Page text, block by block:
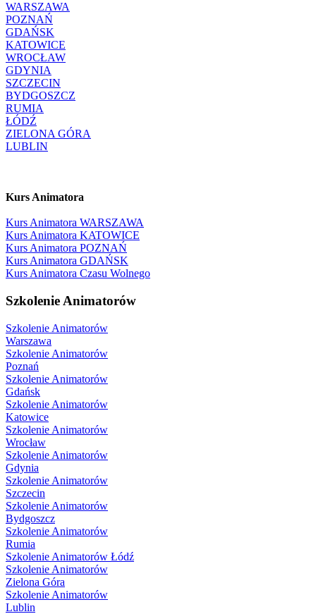
WARSZAWA
POZNAŃ
GDAŃSK
KATOWICE
WROCŁAW
GDYNIA
SZCZECIN
BYDGOSZCZ
RUMIA
ŁÓDŹ
ZIELONA GÓRA
LUBLIN
Kurs Animatora
Kurs Animatora WARSZAWA
Kurs Animatora KATOWICE
Kurs Animatora POZNAŃ
Kurs Animatora GDAŃSK
Kurs Animatora Czasu Wolnego
Szkolenie Animatorów
Szkolenie Animatorów
Warszawa
Szkolenie Animatorów
Poznań
Szkolenie Animatorów
Gdańsk
Szkolenie Animatorów
Katowice
Szkolenie Animatorów
Wrocław
Szkolenie Animatorów
Gdynia
Szkolenie Animatorów
Szczecin
Szkolenie Animatorów
Bydgoszcz
Szkolenie Animatorów
Rumia
Szkolenie Animatorów Łódź
Szkolenie Animatorów
Zielona Góra
Szkolenie Animatorów
Lublin